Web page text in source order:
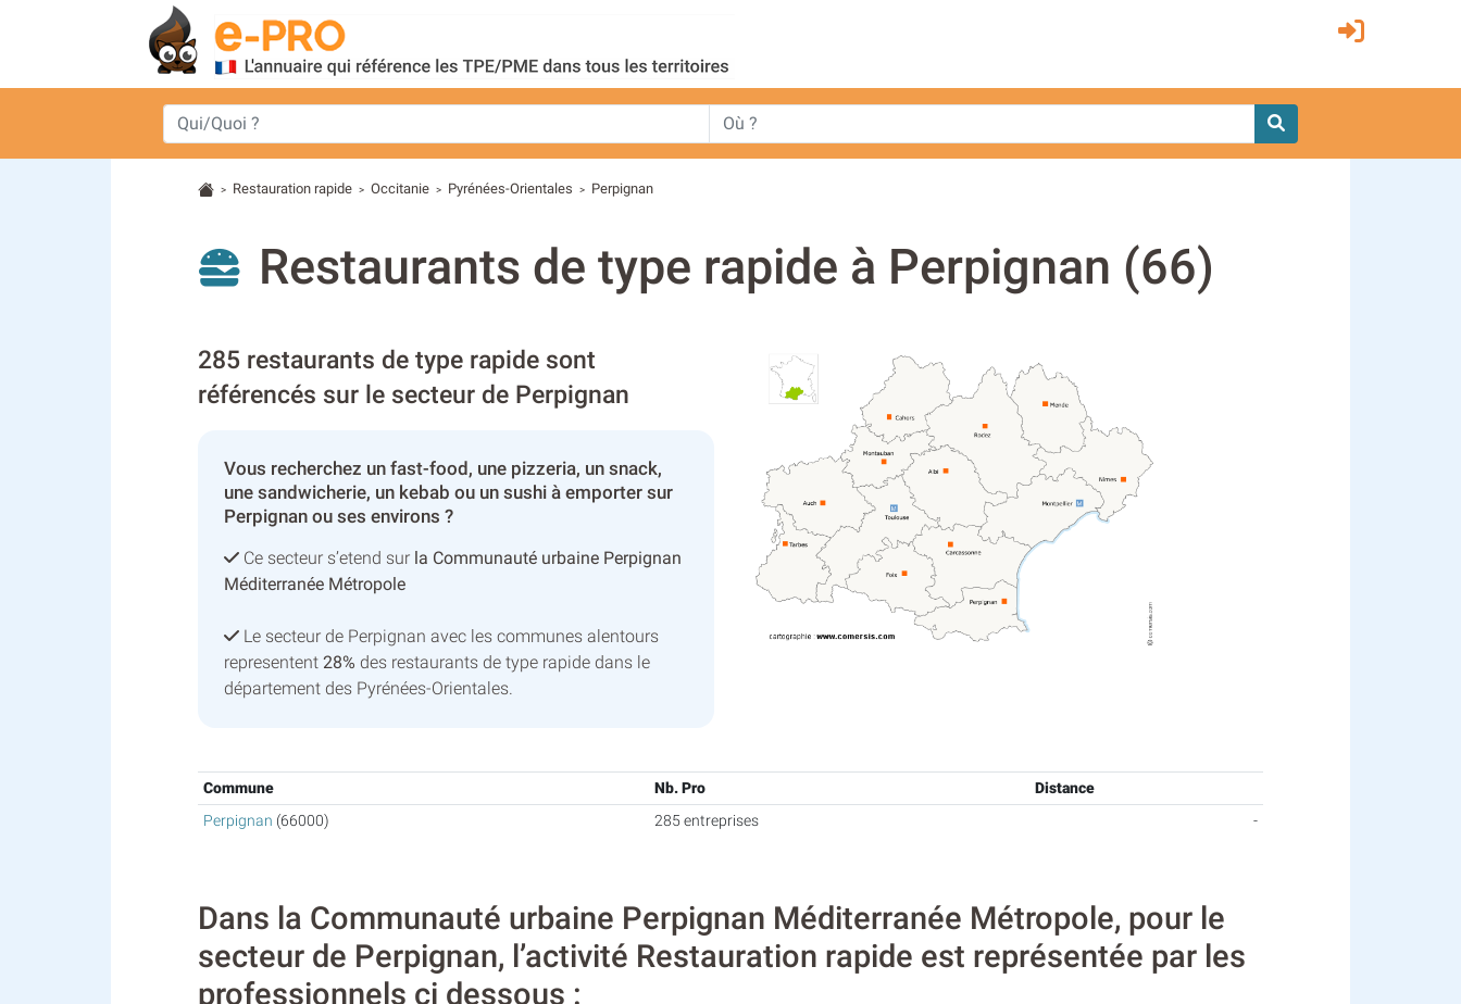
> Restauration rapide > Occitanie > Pyrénées-Orientales > Perpignan
Restaurants de type rapide à Perpignan (66)
285 restaurants de type rapide sont
référencés sur le secteur de Perpignan
Vous recherchez un fast-food, une pizzeria, un snack,
une sandwicherie, un kebab ou un sushi à emporter sur
Perpignan ou ses environs ?
Ce secteur s’etend sur la Communauté urbaine Perpignan
Méditerranée Métropole
Le secteur de Perpignan avec les communes alentours
representent 28% des restaurants de type rapide dans le
département des Pyrénées-Orientales.
Commune Nb. Pro
Distance
Perpignan (66000) 285 entreprises -
Dans la Communauté urbaine Perpignan Méditerranée Métropole, pour le
secteur de Perpignan, l’activité Restauration rapide est représentée par les
professionnels ci dessous :